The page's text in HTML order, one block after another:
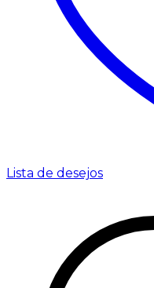
Lista de desejos